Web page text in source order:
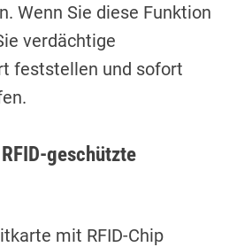
Wenn Sie diese Funktion
verdächtige
feststellen und sofort
geschützte
mit RFID-Chip